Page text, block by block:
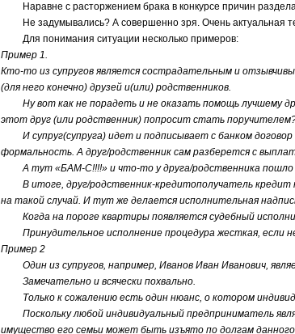
Наравне с расторжением брака в конкурсе причин
Не задумывались? А совершенно зря. Очень актуальная
Для понимания ситуации несколько примеров:
Пример 1.
Кто-то из супругов является сострадательным и
(для него конечно) друзей и(или) родственников.
Ну вот как не порадеть и не оказать помощь лучшему
этот друг (или родственник) попросит стать
И супруг(супруга) идет и подписывает с банком
формальность. А друг/родственник сам разберется с
А тут «БАМ-С!!!!» и что-то у друга/родственника пошло
В итоге, друг/родственник-кредитополучатель кредит
на такой случай. И тут же делается исполнительная
Когда на пороге квартиры появляется судебный
Принудительное исполнение процедура жесткая, если
Пример 2
Один из супругов, например, Иванов Иван Иванович,
Замечательно и всячески похвально.
Только к сожалению есть один нюанс, о котором
Поскольку любой индивидуальный предприниматель
имущество его семьи может быть изъято по долгам